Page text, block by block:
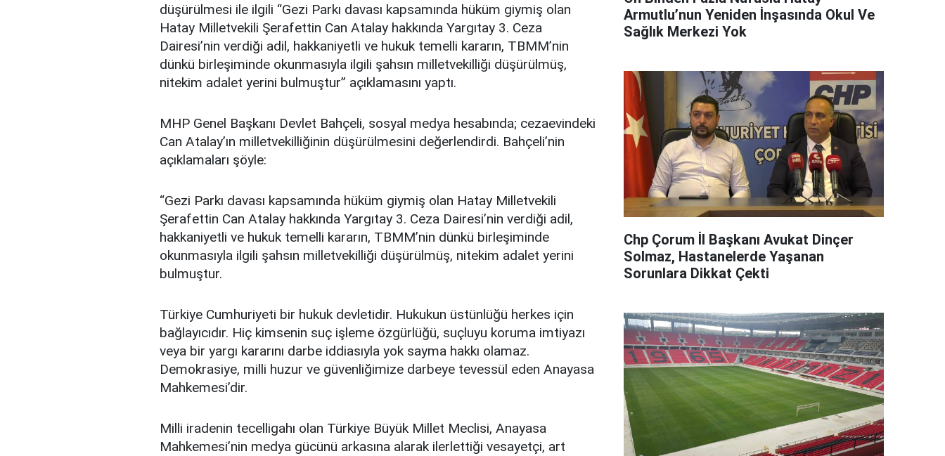
düşürülmesi ile ilgili “Gezi Parkı davası kapsamında hüküm giymiş olan
Hatay Milletvekili Şerafettin Can Atalay hakkında Yargıtay 3. Ceza
Dairesi’nin verdiği adil, hakkaniyetli ve hukuk temelli kararın, TBMM’nin
dünkü birleşiminde okunmasıyla ilgili şahsın milletvekilliği düşürülmüş,
nitekim adalet yerini bulmuştur” açıklamasını yaptı.
MHP Genel Başkanı Devlet Bahçeli, sosyal medya hesabında; cezaevindeki
Can Atalay’ın milletvekilliğinin düşürülmesini değerlendirdi. Bahçeli’nin
açıklamaları şöyle:
“Gezi Parkı davası kapsamında hüküm giymiş olan Hatay Milletvekili
Şerafettin Can Atalay hakkında Yargıtay 3. Ceza Dairesi’nin verdiği adil,
hakkaniyetli ve hukuk temelli kararın, TBMM’nin dünkü birleşiminde
okunmasıyla ilgili şahsın milletvekilliği düşürülmüş, nitekim adalet yerini
bulmuştur.
Türkiye Cumhuriyeti bir hukuk devletidir. Hukukun üstünlüğü herkes için
bağlayıcıdır. Hiç kimsenin suç işleme özgürlüğü, suçluyu koruma imtiyazı
veya bir yargı kararını darbe iddiasıyla yok sayma hakkı olamaz.
Demokrasiye, milli huzur ve güvenliğimize darbeye tevessül eden Anayasa
Mahkemesi’dir.
Milli iradenin tecelligahı olan Türkiye Büyük Millet Meclisi, Anayasa
Mahkemesi’nin medya gücünü arkasına alarak ilerlettiği vesayetçi, art
Armutlu’nun Yeniden İnşasında Okul Ve
Sağlık Merkezi Yok
Chp Çorum İl Başkanı Avukat Dinçer
Solmaz, Hastanelerde Yaşanan
Sorunlara Dikkat Çekti